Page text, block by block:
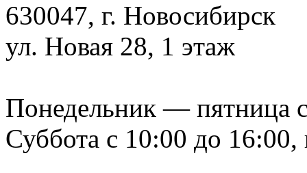
630047, г. Новосибирск
ул. Новая 28, 1 этаж
Понедельник — пятница
Суббота с 10:00 до